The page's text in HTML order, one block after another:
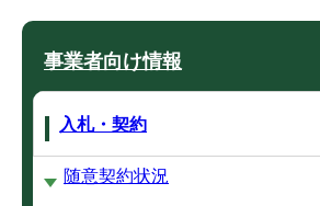
事業者向け情報
入札・契約
随意契約状況